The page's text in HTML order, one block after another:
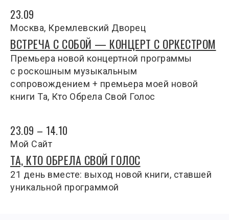
23.09
Москва, Кремлевский Дворец
ВСТРЕЧА С СОБОЙ — КОНЦЕРТ С ОРКЕСТРОМ
Премьера новой концертной программы
с роскошным музыкальным
сопровождением + премьера моей новой
книги Та, Кто Обрела Свой Голос
23.09 – 14.10
Мой Сайт
ТА, КТО ОБРЕЛА СВОЙ ГОЛОС
21 день вместе: выход новой книги, ставшей
уникальной программой